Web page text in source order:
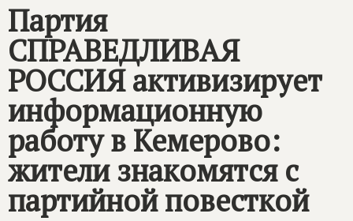
Партия
СПРАВЕДЛИВАЯ
РОССИЯактивизирует
информационную
работу в Кемерово:
жители знакомятся с
партийной повесткой